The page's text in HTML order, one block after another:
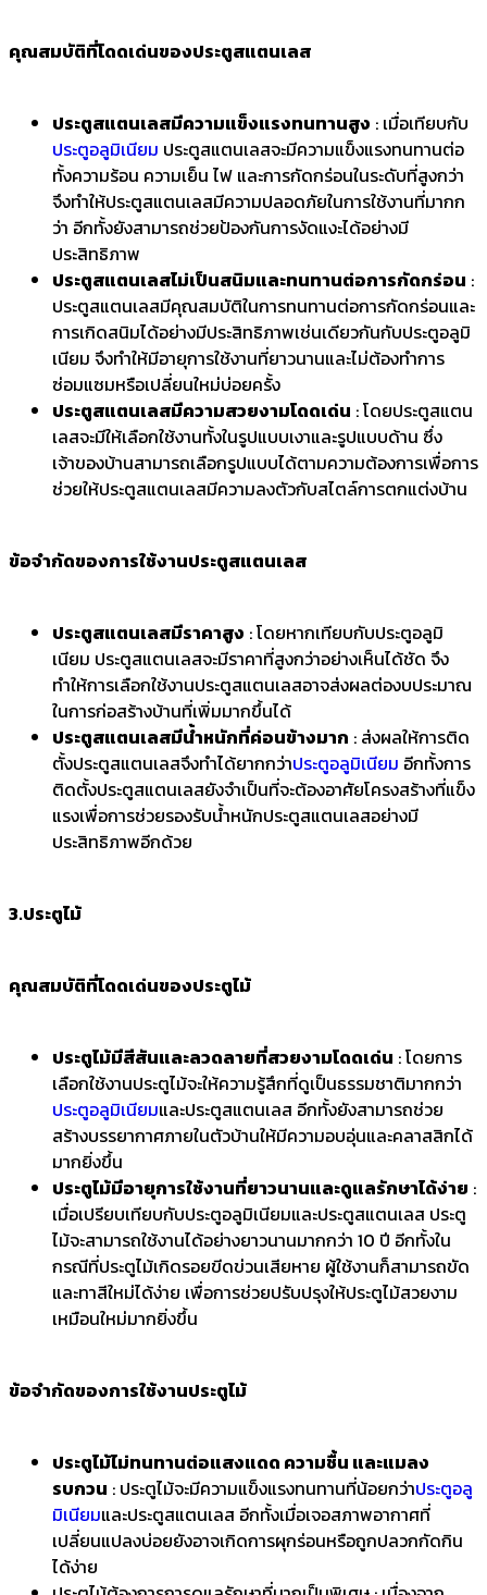
คุณสมบัติที่โดดเด่นของประตูสแตนเลส
ประตูสแตนเลสมีความแข็งแรงทนทานสูง : เมื่อเทียบกับ
ประตูอลูมิเนียม ประตูสแตนเลสจะมีความแข็งแรงทนทานต่อ
ทั้งความร้อน ความเย็น ไฟ และการกัดกร่อนในระดับที่สูงกว่า
จึงทำให้ประตูสแตนเลสมีความปลอดภัยในการใช้งานที่มากก
ว่า อีกทั้งยังสามารถช่วยป้องกันการงัดแงะได้อย่างมี
ประสิทธิภาพ
ประตูสแตนเลสไม่เป็นสนิมและทนทานต่อการกัดกร่อน :
ประตูสแตนเลสมีคุณสมบัติในการทนทานต่อการกัดกร่อนและ
การเกิดสนิมได้อย่างมีประสิทธิภาพเช่นเดียวกันกับประตูอลูมิ
เนียม จึงทำให้มีอายุการใช้งานที่ยาวนานและไม่ต้องทำการ
ซ่อมแซมหรือเปลี่ยนใหม่บ่อยครั้ง
ประตูสแตนเลสมีความสวยงามโดดเด่น : โดยประตูสแตน
เลสจะมีให้เลือกใช้งานทั้งในรูปแบบเงาและรูปแบบด้าน ซึ่ง
เจ้าของบ้านสามารถเลือกรูปแบบได้ตามความต้องการเพื่อการ
ช่วยให้ประตูสแตนเลสมีความลงตัวกับสไตล์การตกแต่งบ้าน
ข้อจำกัดของการใช้งานประตูสแตนเลส
ประตูสแตนเลสมีราคาสูง : โดยหากเทียบกับประตูอลูมิ
เนียม ประตูสแตนเลสจะมีราคาที่สูงกว่าอย่างเห็นได้ชัด จึง
ทำให้การเลือกใช้งานประตูสแตนเลสอาจส่งผลต่องบประมาณ
ในการก่อสร้างบ้านที่เพิ่มมากขึ้นได้
ประตูสแตนเลสมีน้ำหนักที่ค่อนข้างมาก : ส่งผลให้การติด
ตั้งประตูสแตนเลสจึงทำได้ยากกว่าประตูอลูมิเนียม อีกทั้งการ
ติดตั้งประตูสแตนเลสยังจำเป็นที่จะต้องอาศัยโครงสร้างที่แข็ง
แรงเพื่อการช่วยรองรับน้ำหนักประตูสแตนเลสอย่างมี
ประสิทธิภาพอีกด้วย
3.ประตูไม้
คุณสมบัติที่โดดเด่นของประตูไม้
ประตูไม้มีสีสันและลวดลายที่สวยงามโดดเด่น : โดยการ
เลือกใช้งานประตูไม้จะให้ความรู้สึกที่ดูเป็นธรรมชาติมากกว่า
ประตูอลูมิเนียมและประตูสแตนเลส อีกทั้งยังสามารถช่วย
สร้างบรรยากาศภายในตัวบ้านให้มีความอบอุ่นและคลาสสิกได้
มากยิ่งขึ้น
ประตูไม้มีอายุการใช้งานที่ยาวนานและดูแลรักษาได้ง่าย :
เมื่อเปรียบเทียบกับประตูอลูมิเนียมและประตูสแตนเลส ประตู
ไม้จะสามารถใช้งานได้อย่างยาวนานมากกว่า 10 ปี อีกทั้งใน
กรณีที่ประตูไม้เกิดรอยขีดข่วนเสียหาย ผู้ใช้งานก็สามารถขัด
และทาสีใหม่ได้ง่าย เพื่อการช่วยปรับปรุงให้ประตูไม้สวยงาม
เหมือนใหม่มากยิ่งขึ้น
ข้อจำกัดของการใช้งานประตูไม้
ประตูไม้ไม่ทนทานต่อแสงแดด ความชื้น และแมลง
รบกวน : ประตูไม้จะมีความแข็งแรงทนทานที่น้อยกว่าประตูอลู
มิเนียมและประตูสแตนเลส อีกทั้งเมื่อเจอสภาพอากาศที่
เปลี่ยนแปลงบ่อยยังอาจเกิดการผุกร่อนหรือถูกปลวกกัดกิน
ได้ง่าย